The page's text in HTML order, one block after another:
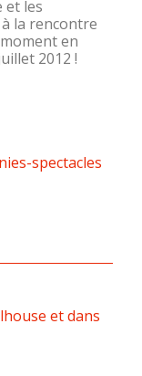
et les
la rencontre
en
2012 !
spectacles
et dans